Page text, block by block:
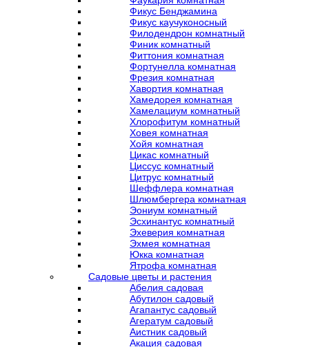
Фикус Бенджамина
Фикус каучуконосный
Филодендрон комнатный
Финик комнатный
Фиттония комнатная
Фортунелла комнатная
Фрезия комнатная
Хавортия комнатная
Хамедорея комнатная
Хамелациум комнатный
Хлорофитум комнатный
Ховея комнатная
Хойя комнатная
Цикас комнатный
Циссус комнатный
Цитрус комнатный
Шеффлера комнатная
Шлюмбергера комнатная
Эониум комнатный
Эсхинантус комнатный
Эхеверия комнатная
Эхмея комнатная
Юкка комнатная
Ятрофа комнатная
Садовые цветы и растения
Абелия садовая
Абутилон садовый
Агапантус садовый
Агератум садовый
Аистник садовый
Акация садовая